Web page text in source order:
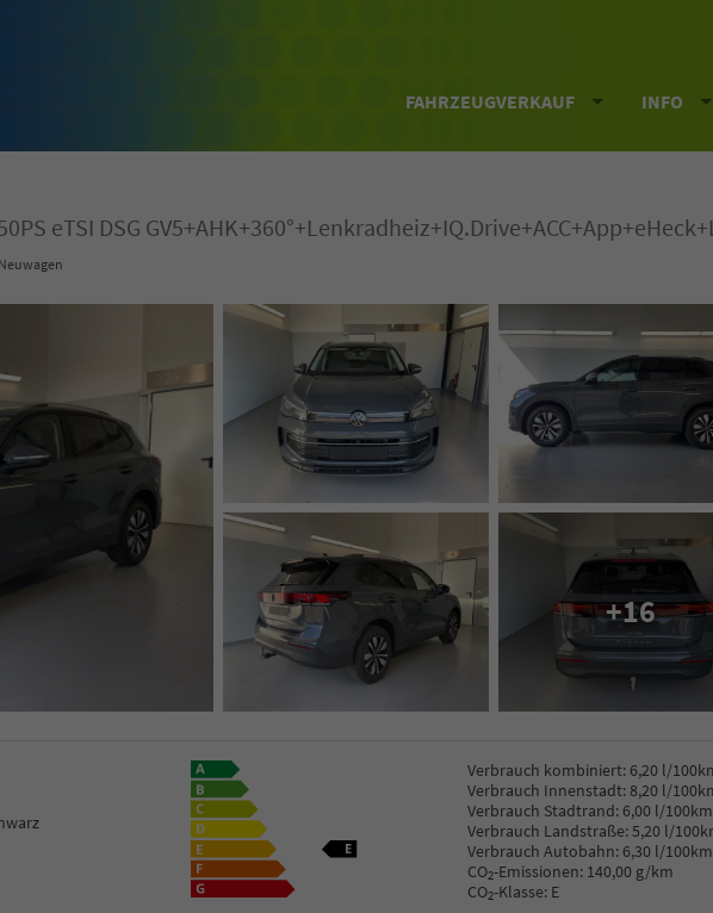
FAHRZEUGVERKAUF INFO
eTSI DSG
Neuwagen
+16
Verbrauch kombiniert:6,20 l/
Verbrauch Innenstadt:8,20 l/
Verbrauch Stadtrand:6,00 l/100km
Verbrauch Landstraße:5,20 l/
Verbrauch Autobahn:6,30 l/100km
CO2-Emissionen: 140,00 g/km
CO2-Klasse: E